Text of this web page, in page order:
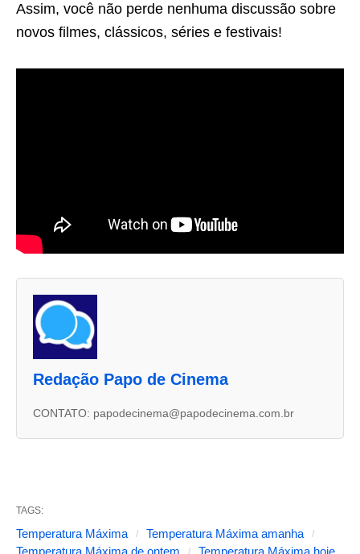
Assim, você não perde nenhuma discussão sobre
novos filmes, clássicos, séries e festivais!
a
s
s
Redação Papo de Cinema
CONTATO: papodecinema@papodecinema.com.br
TAGS:
Temperatura Máxima
Temperatura Máxima amanha